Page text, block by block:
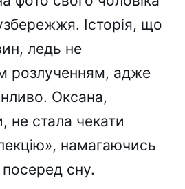
Історія, що
ледь не
розлученням, адже
Оксана,
не стала чекати
намагаючись
сну.